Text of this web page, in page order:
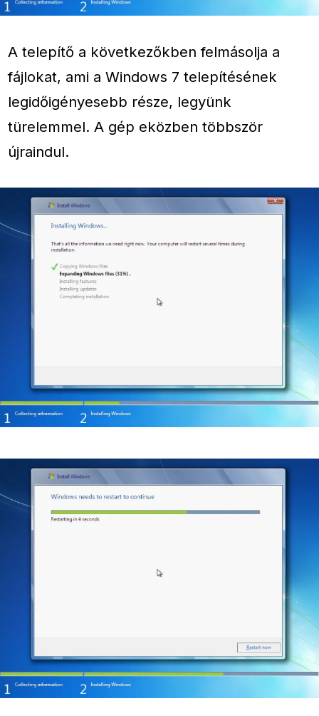
A telepítő a következőkben felmásolja a
fájlokat, ami a Windows 7 telepítésének
legidőigényesebb része, legyünk
türelemmel. A gép eközben többször
újraindul.